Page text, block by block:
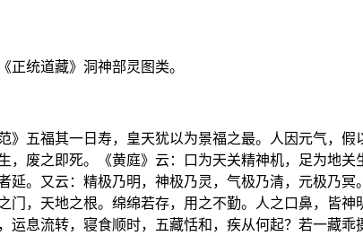
统道藏》洞神部灵图类。
五福其一日寿，皇天犹以为景福之最。人因元气，
废之即死。《黄庭》云：口为天关精神机，足为地
。又云：精极乃明，神极乃灵，气极乃清，元极乃
，天地之根。绵绵若存，用之不勤。人之口鼻，皆神
息流转，寝食顺时，五藏恬和，疾从何起？若一藏乖